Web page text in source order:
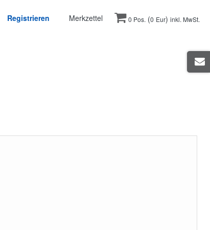
Registrieren Merkzettel 0 Pos. (0 Eur) inkl. MwSt.